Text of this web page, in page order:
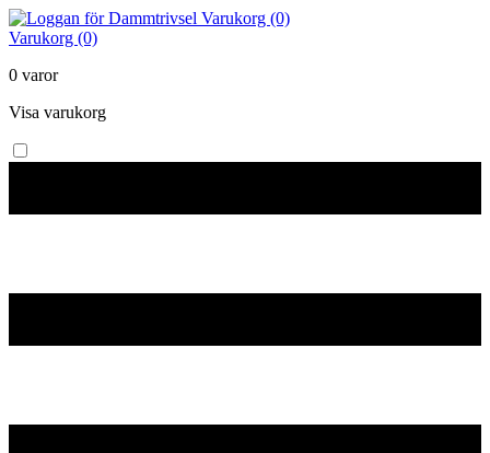
Varukorg (0)
Varukorg (0)
0 varor
Visa varukorg